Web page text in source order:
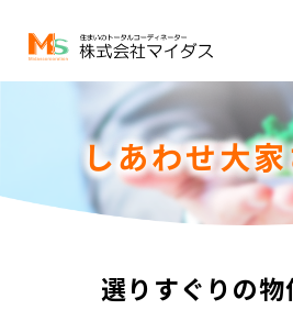
しあわせ大
選りすぐりの物